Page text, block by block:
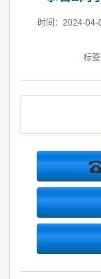
时间：2024-04-
标签